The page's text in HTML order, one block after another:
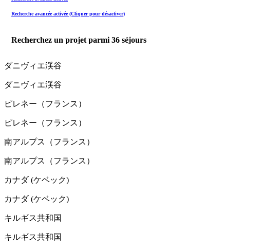
Recherche avancée activée (Cliquer pour désactiver)
Recherchez un projet parmi 36 séjours
ダニヴィエ渓谷
ダニヴィエ渓谷
ピレネー（フランス）
ピレネー（フランス）
南アルプス（フランス）
南アルプス（フランス）
カナダ (ケベック)
カナダ (ケベック)
キルギス共和国
キルギス共和国